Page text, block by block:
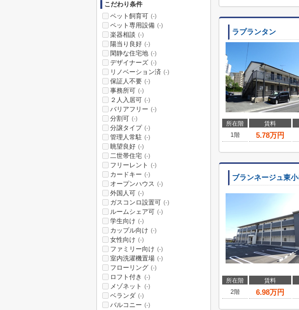
ラプランタン
所在階 賃料
1階
5.78万円
ブランネージュ東小
所在階 賃料
2階
6.98万円
こだわり条件
ペット飼育可 (-)
ペット専用設備 (-)
楽器相談 (-)
陽当り良好 (-)
閑静な住宅地 (-)
デザイナーズ (-)
リノベーション済 (-)
保証人不要 (-)
事務所可 (-)
２人入居可 (-)
バリアフリー (-)
分割可 (-)
分譲タイプ (-)
管理人常駐 (-)
眺望良好 (-)
二世帯住宅 (-)
フリーレント (-)
カードキー (-)
オープンハウス (-)
外国人可 (-)
ガスコンロ設置可 (-)
ルームシェア可 (-)
学生向け (-)
カップル向け (-)
女性向け (-)
ファミリー向け (-)
室内洗濯機置場 (-)
フローリング (-)
ロフト付き (-)
メゾネット (-)
ベランダ (-)
バルコニー (-)